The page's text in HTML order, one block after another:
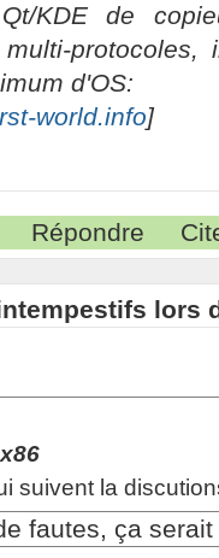
KDE de
protocoles,
d'OS:
world.info]
Répondre
lors
suivent la
fautes, ça